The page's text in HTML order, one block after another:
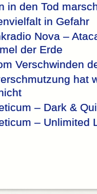
in den Tod
in Gefahr
Nova –
der Erde
Verschwinden
hat
– Dark &
– Unlimited